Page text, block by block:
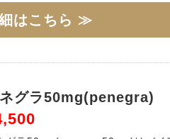
はこちら ≫
グラ50mg(penegra)